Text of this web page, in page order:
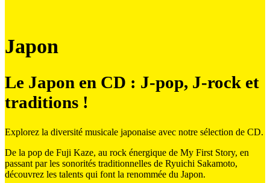
Japon
Le Japon en CD : J-pop, J-rock et
traditions !
Explorez la diversité musicale japonaise avec notre sélection de CD.
De la pop de Fuji Kaze, au rock énergique de My First Story, en
passant par les sonorités traditionnelles de Ryuichi Sakamoto,
découvrez les talents qui font la renommée du Japon.